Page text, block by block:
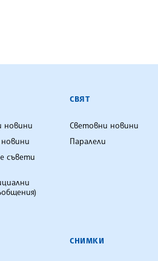
новини
новини
съвети
СВЯТ
Световни новини
Паралели
СНИМКИ